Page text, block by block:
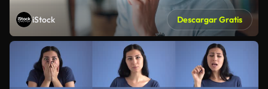
iStock Descargar Gratis